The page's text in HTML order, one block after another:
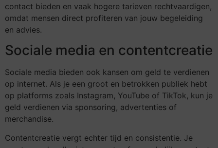
contact bieden en vaak hogere tarieven rechtvaardigen,
omdat mensen direct profiteren van jouw begeleiding
en advies.
Sociale media en contentcreatie
Sociale media bieden ook kansen om geld te verdienen
op internet. Als je een groot en betrokken publiek hebt
op platforms zoals Instagram, YouTube of TikTok, kun je
geld verdienen via sponsoring, advertenties of
merchandise.
Contentcreatie vergt echter tijd en consistentie. Je